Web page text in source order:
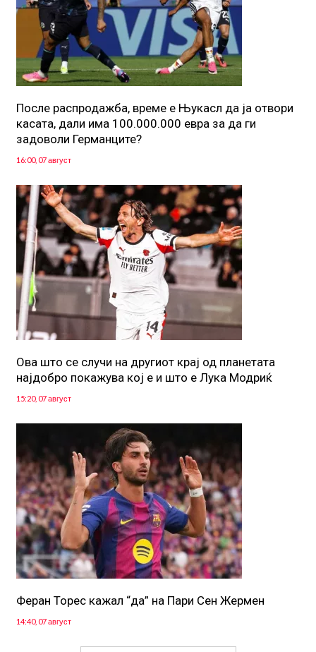
После распродажба, време е Њукасл да ја отвори
касата, дали има 100.000.000 евра за да ги
задоволи Германците?
16:00, 07 август
Ова што се случи на другиот крај од планетата
најдобро покажува кој е и што е Лука Модриќ
15:20, 07 август
Феран Торес кажал “да” на Пари Сен Жермен
14:40, 07 август